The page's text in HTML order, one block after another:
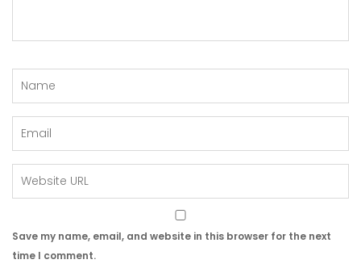
Save my name, email, and website in this browser for the next
time I comment.